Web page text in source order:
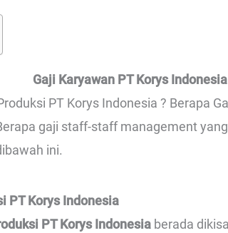
Gaji Karyawan PT Korys Indonesia
PT Korys Indonesia ? Berapa
gaji staff-staff management
ini.
PT Korys Indonesia
PT Korys Indonesia berada